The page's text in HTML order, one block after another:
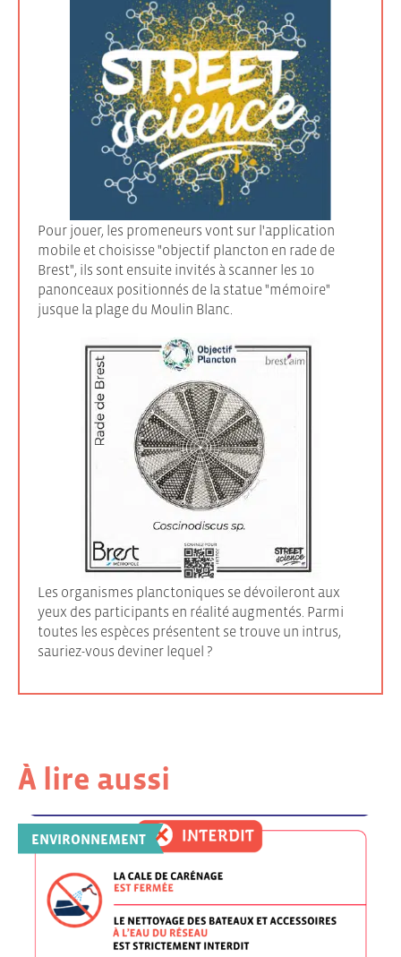
Pour jouer, les promeneurs vont sur l'application
mobile et choisisse "objectif plancton en rade de
Brest", ils sont ensuite invités à scanner les 10
panonceaux positionnés de la statue "mémoire"
jusque la plage du Moulin Blanc.
Les organismes planctoniques se dévoileront aux
yeux des participants en réalité augmentés. Parmi
toutes les espèces présentent se trouve un intrus,
sauriez-vous deviner lequel ?
À lire aussi
ENVIRONNEMENT